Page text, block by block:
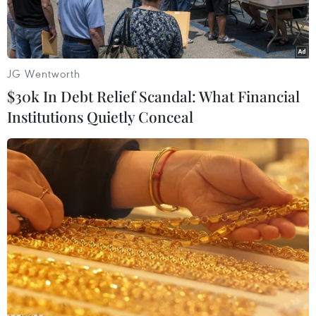
Các bị cáo trong vụ đánh tử vong một học sinh. (Ảnh: Bùi
Giang/TTXVN)
Sau thời gian nghị án kéo dài, ngày 24/1, Tòa án
Nhân dân tỉnh Long An đã tuyên án đối với các
bị cáo trong vụ tham gia đánh hội đồng khiến
một học sinh Trường Trung học Cơ sở-Trung học
JG Wentworth
$30k In Debt Relief Scandal: What Financial
Institutions Quietly Conceal